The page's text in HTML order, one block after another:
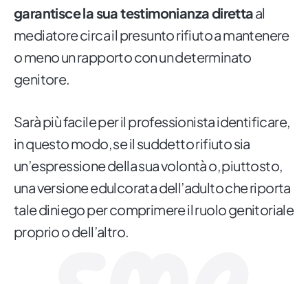
garantisce la sua testimonianza direttaal
mediatore circa il presunto rifiuto a mantenere
o meno un rapporto con un determinato
genitore.
Sarà più facile per il professionista identificare,
in questo modo, se il suddetto rifiuto sia
un’espressione della sua volontà o, piuttosto,
una versione edulcorata dell’adulto che riporta
tale diniego per comprimere il ruolo genitoriale
proprio o dell’altro.